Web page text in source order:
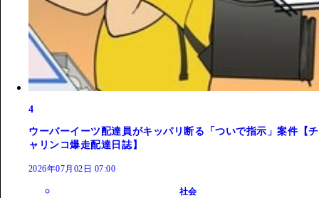
4
ウーバーイーツ配達員がキッパリ断る「ついで指示」案件【チ
ャリンコ爆走配達日誌】
2026年07月02日 07:00
社会